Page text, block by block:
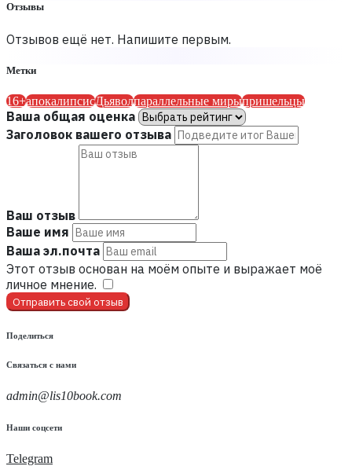
Отзывы
Отзывов ещё нет. Напишите первым.
Метки
16+апокалипсисДьяволпараллельные мирыпришельцы
Ваша общая оценка
Заголовок вашего отзыва
Ваш отзыв
Ваше имя
Ваша эл.почта
Этот отзыв основан на моём опыте и выражает моё
личное мнение.
Отправить свой отзыв
Поделиться
Связаться с нами
admin@lis10book.com
Наши соцсети
Telegram